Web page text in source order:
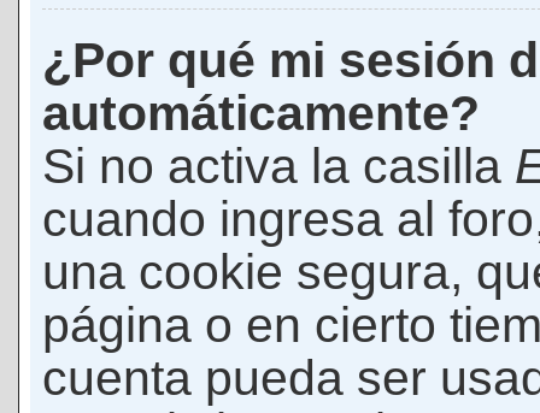
¿Por qué mi sesión
automáticamente?
Si no activa la casilla
cuando ingresa al
una cookie segura,
página o en cierto
cuenta pueda ser